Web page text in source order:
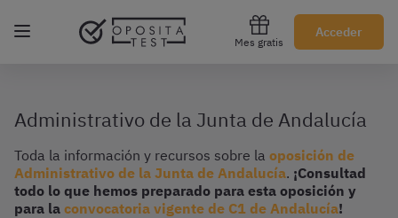
Mes gratis
Acceder
Regístrate gratis
Administrativo de la Junta de Andalucía
Toda la información y recursos sobre la oposición de
Administrativo de la Junta de Andalucía. ¡Consultad
todo lo que hemos preparado para esta oposición y
para la convocatoria vigente de C1 de Andalucía!